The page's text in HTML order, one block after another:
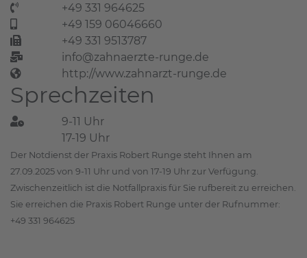
+49 331 964625
+49 159 06046660
+49 331 9513787
info@zahnaerzte-runge.de
http://www.zahnarzt-runge.de
Sprechzeiten
9-11 Uhr
17-19 Uhr
Der Notdienst der Praxis Robert Runge steht Ihnen am
27.09.2025 von 9-11 Uhr und von 17-19 Uhr zur Verfügung.
Zwischenzeitlich ist die Notfallpraxis für Sie rufbereit zu erreichen.
Sie erreichen die Praxis Robert Runge unter der Rufnummer:
+49 331 964625